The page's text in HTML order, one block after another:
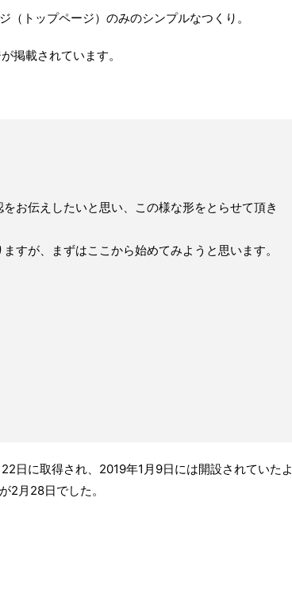
（トップページ）のみのシンプルなつくり。
掲載されています。
お伝えしたいと思い、この様な形をとらせて頂き
すが、まずはここから始めてみようと思います。
日に取得され、2019年1月9日には開設されていたよ
2月28日でした。